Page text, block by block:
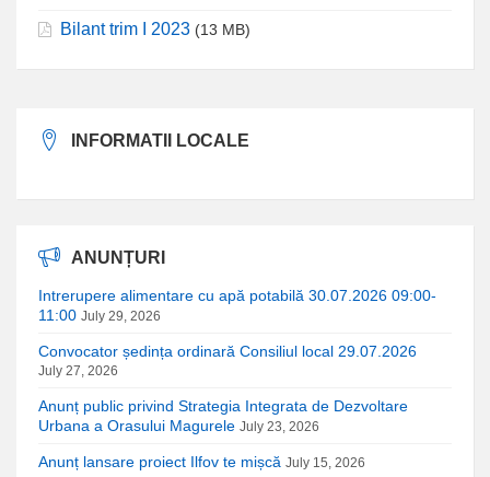
Bilant trim I 2023 (13 MB)
INFORMATII LOCALE
ANUNȚURI
Intrerupere alimentare cu apă potabilă 30.07.2026 09:00-
11:00 July 29, 2026
Convocator ședința ordinară Consiliul local 29.07.2026
July 27, 2026
Anunț public privind Strategia Integrata de Dezvoltare
Urbana a Orasului Magurele July 23, 2026
Anunț lansare proiect Ilfov te mișcă July 15, 2026